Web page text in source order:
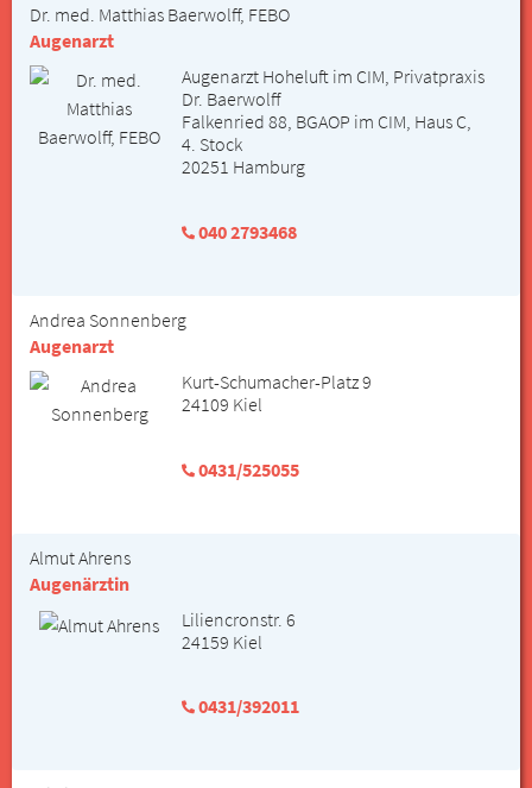
Dr. med. Matthias Baerwolff, FEBO
Augenarzt
Augenarzt Hoheluft im CIM, Privatpraxis
Dr. Baerwolff
Falkenried 88, BGAOP im CIM, Haus C,
4. Stock
20251 Hamburg
040 2793468
Andrea Sonnenberg
Augenarzt
Kurt-Schumacher-Platz 9
24109 Kiel
0431/525055
Almut Ahrens
Augenärztin
Liliencronstr. 6
24159 Kiel
0431/392011